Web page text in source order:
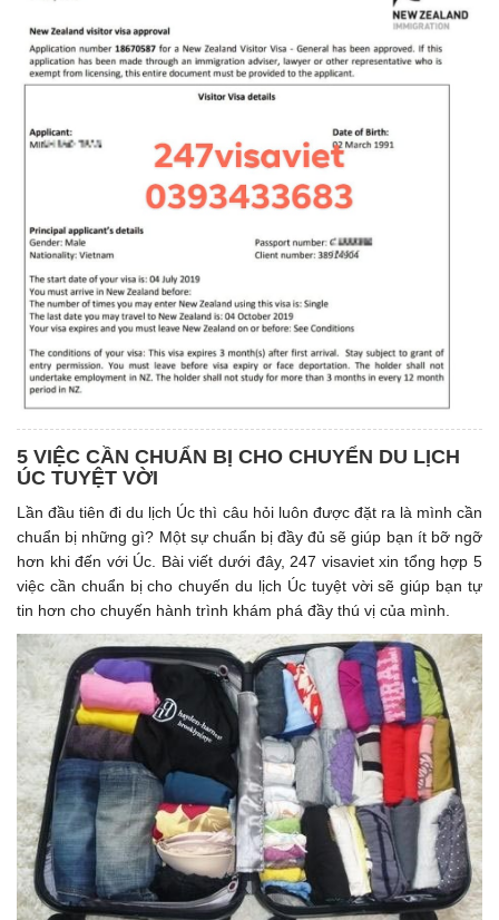
5 VIỆC CẦN CHUẨN BỊ CHO CHUYỂN DU LỊCH
ÚC TUYỆT VỜI
Lần đầu tiên đi du lịch Úc thì câu hỏi luôn được đặt ra là mình cần
chuẩn bị những gì? Một sự chuẩn bị đầy đủ sẽ giúp bạn ít bỡ ngỡ
hơn khi đến với Úc. Bài viết dưới đây, 247 visaviet xin tổng hợp 5
việc cần chuẩn bị cho chuyến du lịch Úc tuyệt vời sẽ giúp bạn tự
tin hơn cho chuyến hành trình khám phá đầy thú vị của mình.